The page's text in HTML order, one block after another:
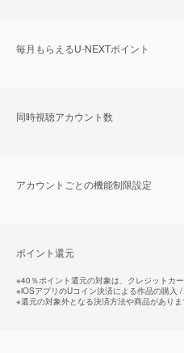
毎⽉もらえるU-NEXTポイント
同時視聴アカウント数
アカウントごとの機能制限設定
ポイント還元
※40％ポイント還元の対象は、クレジットカ
※iOSアプリのUコイン決済による作品の購入
※還元の対象外となる決済方法や商品があり